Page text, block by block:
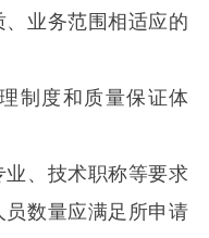
业务范围相适应的
度和质量保证体
、技术职称等要求
数量应满足所申请